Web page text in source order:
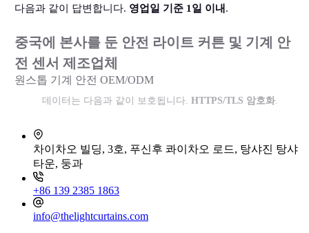
다음과 같이 답변합니다. 영업일 기준 1일 이내 .
중국에 본사를 둔 안전 라이트 커튼 및 기계 안
전 센서 제조업체
원스톱 기계 안전 OEM/ODM
데이터는 다음과 같이 보호됩니다. HTTPS/TLS 암호화
차이차오 빌딩, 3호, 푸신후 콰이차오 로드, 탕샤진 탕샤
타운, 둥과
+86 139 2385 1863
info@thelightcurtains.com